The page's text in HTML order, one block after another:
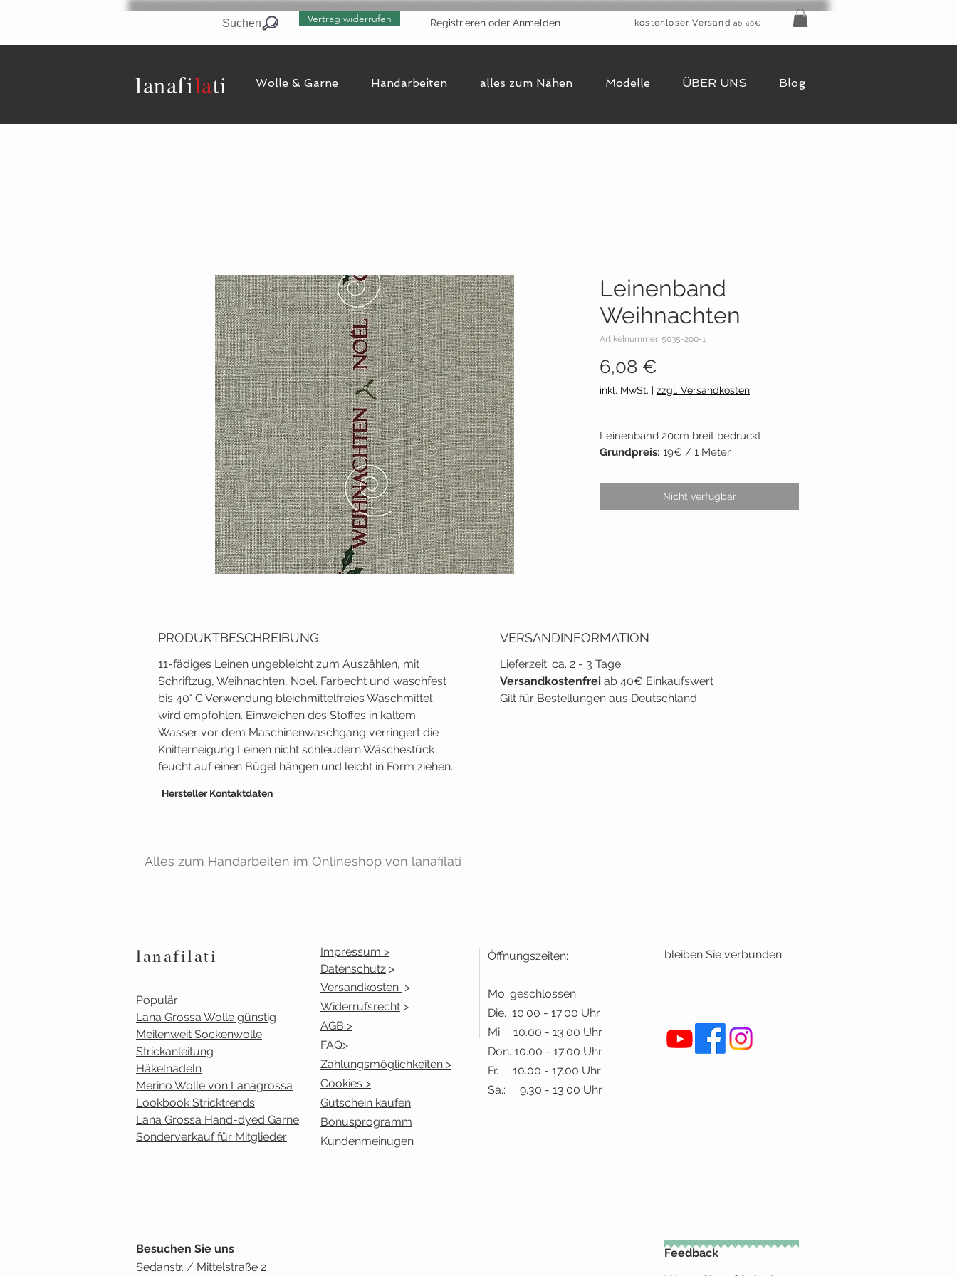
Suchen Vertrag widerrufen Registrieren oder Anmelden kostenloser Versand ab 40€
lanafilati Wolle & Garne Handarbeiten alles zum Nähen Modelle ÜBER UNS Blog
Leinenband
Weihnachten
Artikelnummer: 5035-200-1
6,08 €
inkl. MwSt. | zzgl. Versandkosten
Leinenband 20cm breit bedruckt
Grundpreis: 19€ / 1 Meter
Rapport:ca. 32cm = Bestelleinheit
Vaupel & Heilenbeck
Nicht verfügbar
PRODUKTBESCHREIBUNG
11-fädiges Leinen ungebleicht zum Auszählen, mit
Schriftzug, Weihnachten, Noel. Farbecht und waschfest
bis 40° C Verwendung bleichmittelfreies Waschmittel
wird empfohlen. Einweichen des Stoffes in kaltem
Wasser vor dem Maschinenwaschgang verringert die
Knitterneigung Leinen nicht schleudern Wäschestück
feucht auf einen Bügel hängen und leicht in Form ziehen.
VERSANDINFORMATION
Lieferzeit: ca. 2 - 3 Tage
Versandkostenfrei ab 40€ Einkaufswert
Gilt für Bestellungen aus Deutschland
Hersteller Kontaktdaten
Alles zum Handarbeiten im Onlineshop von lanafilati
lanafilati
Populär
Lana Grossa Wolle günstig
Meilenweit Sockenwolle
Strickanleitung
Häkelnadeln
Merino Wolle von Lanagrossa
Lookbook Stricktrends
Lana Grossa Hand-dyed Garne
Sonderverkauf für Mitglieder
Impressum >
Datenschutz >
Versandkosten >
Widerrufsrecht >
AGB >
FAQ>
Zahlungsmöglichkeiten >
Cookies >
Gutschein kaufen
Bonusprogramm
Kundenmeinugen
Öffnungszeiten:
Mo. geschlossen
Die. 10.00 - 17.00 Uhr
Mi. 10.00 - 13.00 Uhr
Don. 10.00 - 17.00 Uhr
Fr. 10.00 - 17.00 Uhr
Sa.: 9.30 - 13.00 Uhr
bleiben Sie verbunden
Besuchen Sie uns
Sedanstr. / Mittelstraße 2
Feedback